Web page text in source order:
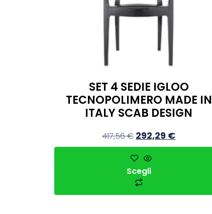
SET 4 SEDIE IGLOO
TECNOPOLIMERO MADE IN
ITALY SCAB DESIGN
417,56€ 292,29 €
Scegli